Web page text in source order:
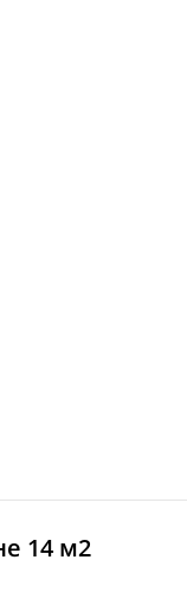
14 м2